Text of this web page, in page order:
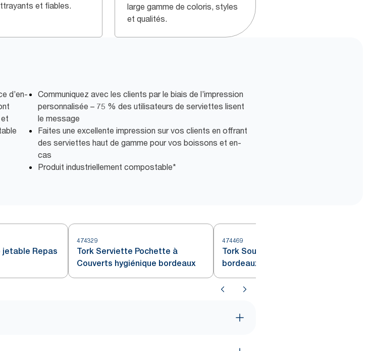
et fiables.
large gamme de coloris, styles
et qualités.
d’en-
Communiquez avec les clients par le biais de l’impression
personnalisée – 75 % des utilisateurs de serviettes lisent
le message
Faites une excellente impression sur vos clients en offrant
des serviettes haut de gamme pour vos boissons et en-
cas
Produit industriellement compostable*
jetable Repas
474329
Tork Serviette Pochette à
Couverts hygiénique bordeaux
474469
Tork Sous-verre rond en Papier
bordeaux